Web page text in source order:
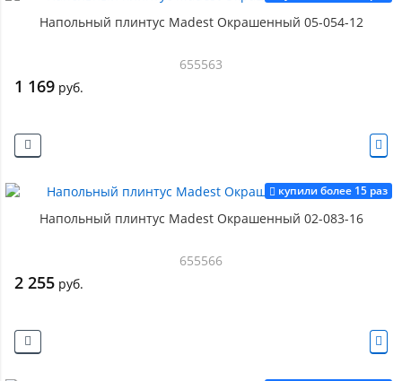
Напольный плинтус Madest Окрашенный 05-054-12
655563
1 169 руб.
купили более 15 раз
Напольный плинтус Madest Окрашенный 02-083-16
655566
2 255 руб.